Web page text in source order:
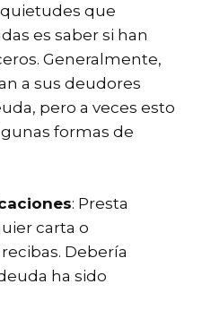
que
es saber si han
Generalmente,
a sus deudores
pero a veces esto
formas de
: Presta
carta o
Debería
ha sido